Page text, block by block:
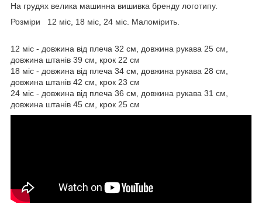
На грудях велика машинна вишивка бренду логотипу.
Розміри 12 міс, 18 міс, 24 міс. Маломірить.
12 міс - довжина від плеча 32 см, довжина рукава 25 см,
довжина штанів 39 см, крок 22 см
18 міс - довжина від плеча 34 см, довжина рукава 28 см,
довжина штанів 42 см, крок 23 см
24 міс - довжина від плеча 36 см, довжина рукава 31 см,
довжина штанів 45 см, крок 25 см